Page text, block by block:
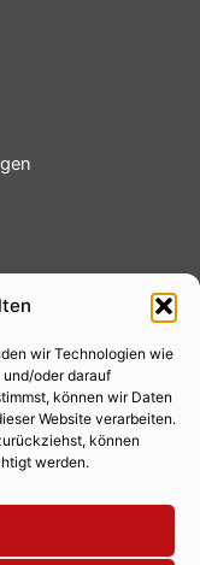
wir Technologien wie
oder darauf
können wir Daten
Website verarbeiten.
können
werden.